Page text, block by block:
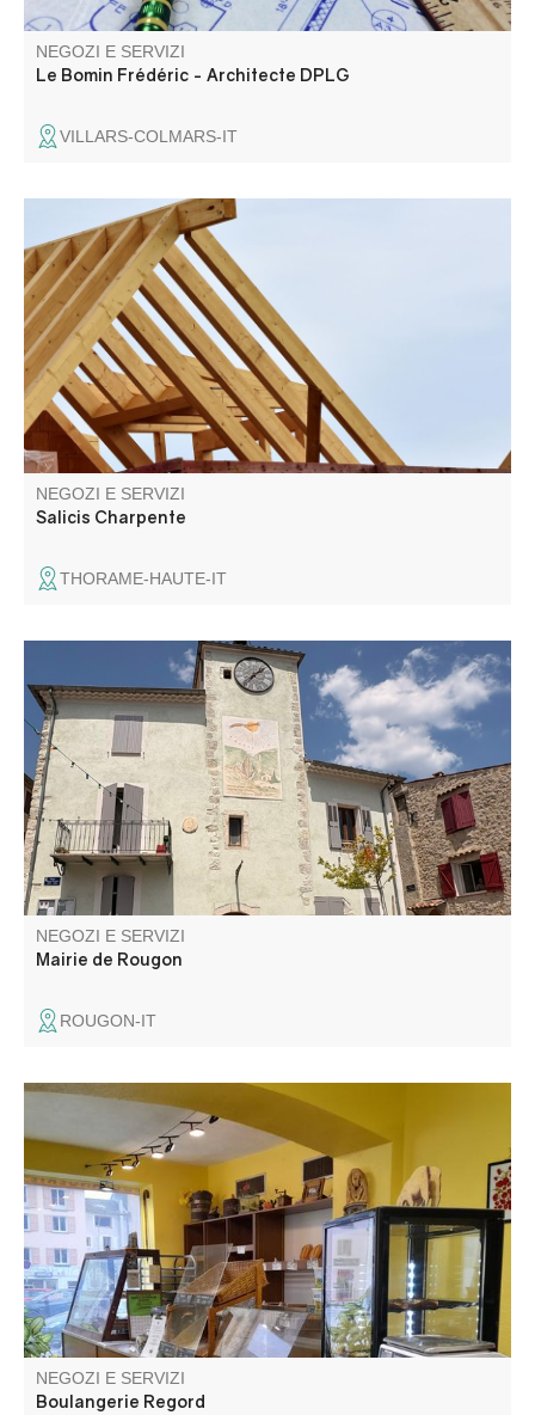
NEGOZI E SERVIZI
Le Bomin Frédéric - Architecte DPLG
VILLARS-COLMARS-IT
NEGOZI E SERVIZI
Salicis Charpente
THORAME-HAUTE-IT
NEGOZI E SERVIZI
Mairie de Rougon
ROUGON-IT
Pane fatto in casa. Pasticcini e frollini viennesi. Fougasses
dolci e salati. Panettiere artigiano con oltre 30 anni di
esperienza.
NEGOZI E SERVIZI
Boulangerie Regord